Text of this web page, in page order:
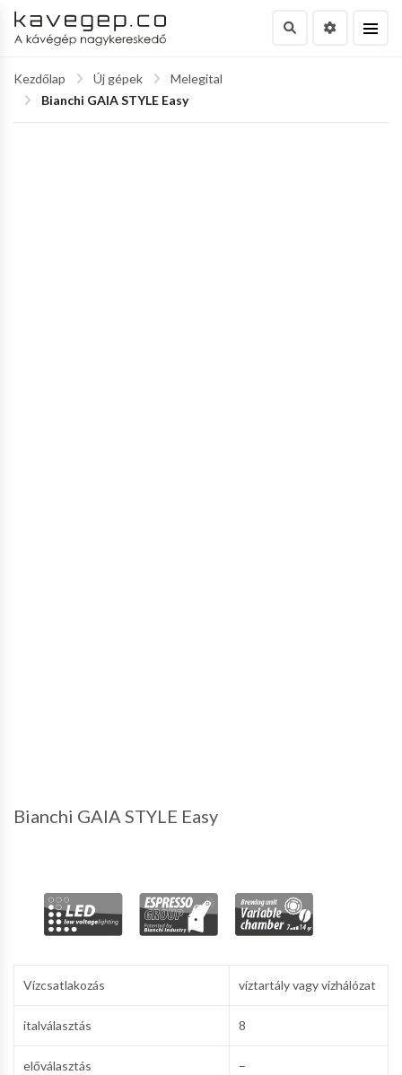
Kezdőlap Új gépek
Melegital
Bianchi GAIA STYLE Easy
Bianchi GAIA STYLE Easy
Vízcsatlakozás víztartály vagy vízhálózat
italválasztás 8
előválasztás –